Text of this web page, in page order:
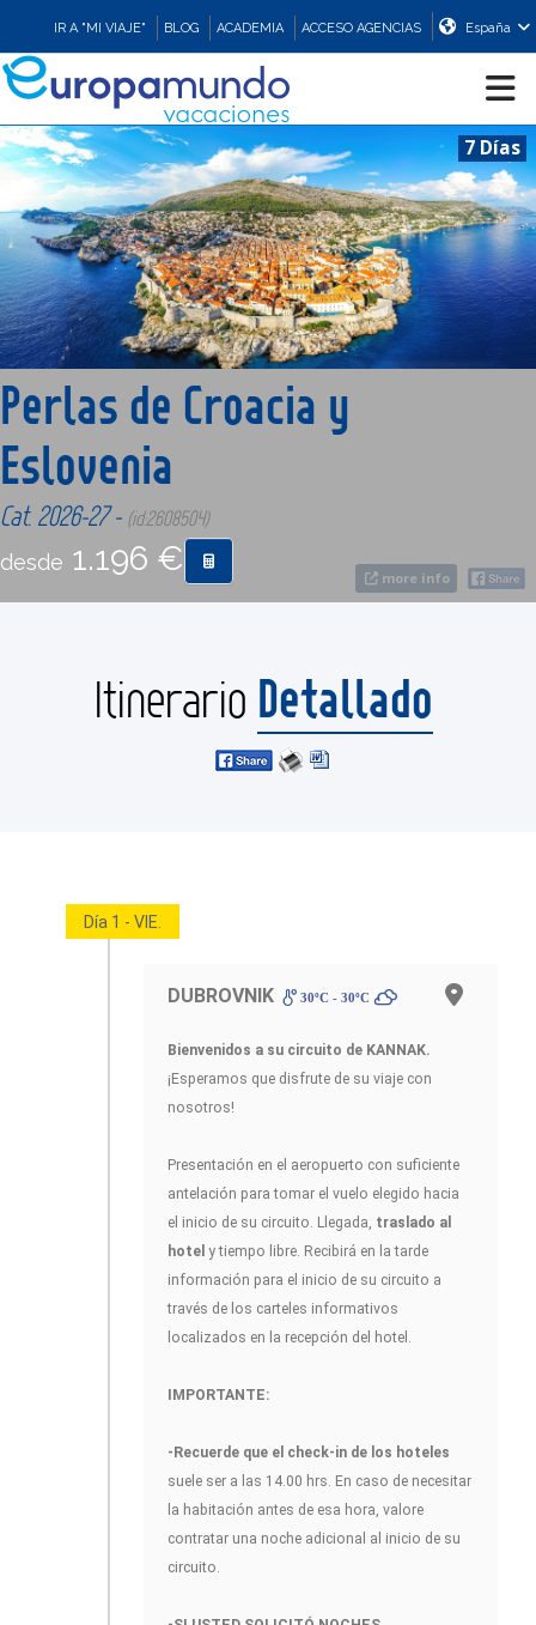
IR A "MI VIAJE" BLOG ACADEMIA ACCESO AGENCIAS España
CRUCEROS
EUROPA
ASIA
CONTACTO
7 Días
more info
Perlas de Croacia y
Eslovenia
Cat. 2026-27 - (id:2608504)
desde 1.196 €
Itinerario Detallado
Día 1 - VIE.
DUBROVNIK 30ºC - 30ºC
Bienvenidos a su circuito de KANNAK.
¡Esperamos que disfrute de su viaje con
nosotros!
Presentación en el aeropuerto con suficiente
antelación para tomar el vuelo elegido hacia
el inicio de su circuito. Llegada, traslado al
hotel y tiempo libre. Recibirá en la tarde
información para el inicio de su circuito a
través de los carteles informativos
localizados en la recepción del hotel.
IMPORTANTE:
-Recuerde que el check-in de los hoteles
suele ser a las 14.00 hrs. En caso de necesitar
la habitación antes de esa hora, valore
contratar una noche adicional al inicio de su
circuito.